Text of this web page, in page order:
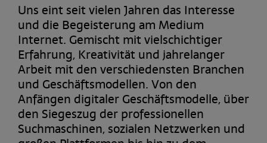
Uns eint seit vielen Jahren das Interesse
und die Begeisterung am Medium
Internet. Gemischt mit vielschichtiger
Erfahrung, Kreativität und jahrelanger
Arbeit mit den verschiedensten Branchen
und Geschäftsmodellen. Von den
Anfängen digitaler Geschäftsmodelle, über
den Siegeszug der professionellen
Suchmaschinen, sozialen Netzwerken und